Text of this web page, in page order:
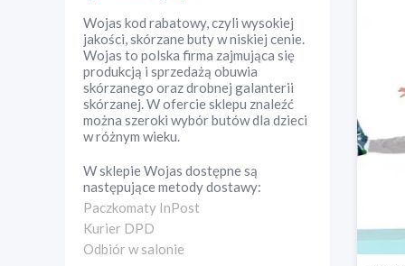
Wojas kod rabatowy, czyli wysokiej
jakości, skórzane buty w niskiej cenie.
Wojas to polska firma zajmująca się
produkcją i sprzedażą obuwia
skórzanego oraz drobnej galanterii
skórzanej. W ofercie sklepu znaleźć
można szeroki wybór butów dla dzieci
w różnym wieku.
W sklepieWojas dostępne są
następujące metody dostawy:
Paczkomaty InPost
Kurier DPD
Odbiór w salonie